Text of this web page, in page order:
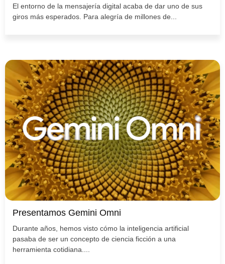
El entorno de la mensajería digital acaba de dar uno de sus
giros más esperados. Para alegría de millones de...
Presentamos Gemini Omni
Durante años, hemos visto cómo la inteligencia artificial
pasaba de ser un concepto de ciencia ficción a una
herramienta cotidiana....